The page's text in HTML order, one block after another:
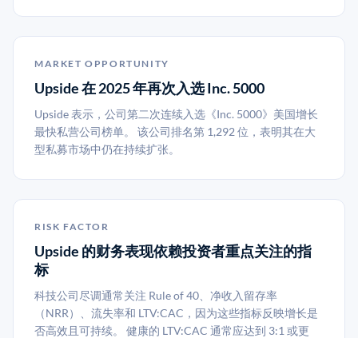
MARKET OPPORTUNITY
Upside 在 2025 年再次入选 Inc. 5000
Upside 表示，公司第二次连续入选《Inc. 5000》美国增长
最快私营公司榜单。 该公司排名第 1,292 位，表明其在大
型私募市场中仍在持续扩张。
RISK FACTOR
Upside 的财务表现依赖投资者重点关注的指
标
科技公司尽调通常关注 Rule of 40、净收入留存率
（NRR）、流失率和 LTV:CAC，因为这些指标反映增长是
否高效且可持续。 健康的 LTV:CAC 通常应达到 3:1 或更